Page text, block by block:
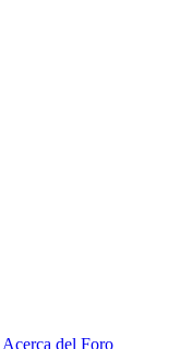
Acerca del Foro